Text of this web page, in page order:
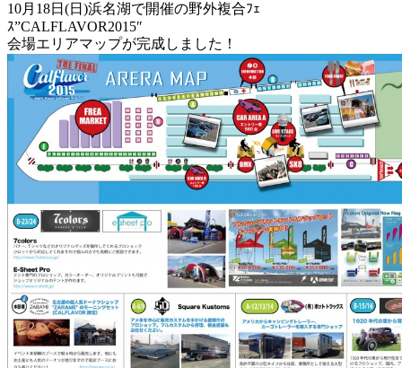
10月18日(日)浜名湖で開催の野外複合ﾌｪ
ｽ”CALFLAVOR2015″
会場エリアマップが完成しました！